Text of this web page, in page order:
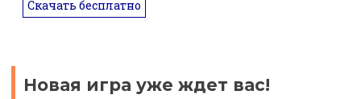
Скачать бесплатно
Новая игра уже ждет вас!